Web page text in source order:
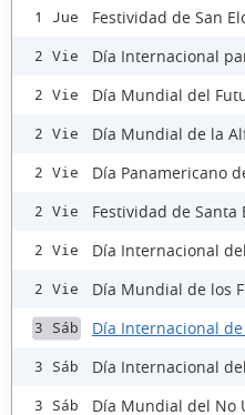
1 Jue Festividad de San
2 Vie Día Internacional
2 Vie Día Mundial del
2 Vie Día Mundial de la
2 Vie Día Panamericano
2 Vie Festividad de Santa
2 Vie Día Internacional
2 Vie Día Mundial de los
3 Sáb Día Internacional
3 Sáb Día Internacional
3 Sáb Día Mundial del No